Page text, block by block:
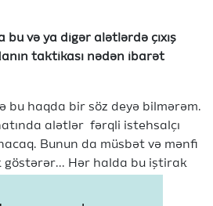
bu və ya digər alətlərdə çıxış
taktikası nədən ibarət
bu haqda bir söz deyə bilmərəm.
alətlər fərqli istehsalçı
Bunun da müsbət və mənfi
göstərər... Hər halda bu iştirak